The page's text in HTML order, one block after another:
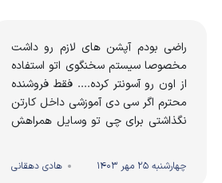
راضی بودم آپشن های لازم رو داشت
مخصوصا سیستم سخنگوی اتو استفاده
از اون رو آسونتر کرده.... فقط فروشنده
محترم اگر سی دی آموزشی داخل کارتن
نگذاشتی برای چی تو وسایل همراهش
فهمیدیم سرکاری ...
چهارشنبه 25 مهر 1403 هادی دهقانی